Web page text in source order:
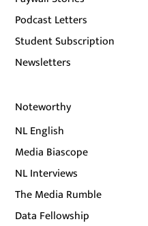
Podcast Letters
Student Subscription
Newsletters
Noteworthy
NL English
Media Biascope
NL Interviews
The Media Rumble
Data Fellowship